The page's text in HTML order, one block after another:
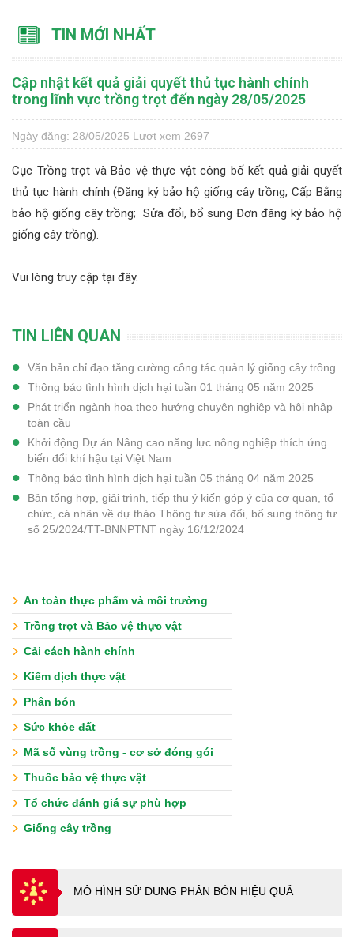
TIN MỚI NHẤT
Cập nhật kết quả giải quyết thủ tục hành chính
trong lĩnh vực trồng trọt đến ngày 28/05/2025
Ngày đăng: 28/05/2025 Lượt xem 2697
Cục Trồng trọt và Bảo vệ thực vật công bố kết quả giải quyết
thủ tục hành chính (Đăng ký bảo hộ giống cây trồng; Cấp Bằng
bảo hộ giống cây trồng; Sửa đổi, bổ sung Đơn đăng ký bảo hộ
giống cây trồng).
Vui lòng truy cập tại đây.
TIN LIÊN QUAN
Văn bản chỉ đạo tăng cường công tác quản lý giống cây trồng
Thông báo tình hình dịch hại tuần 01 tháng 05 năm 2025
Phát triển ngành hoa theo hướng chuyên nghiệp và hội nhập
toàn cầu
Khởi động Dự án Nâng cao năng lực nông nghiệp thích ứng
biến đổi khí hậu tại Việt Nam
Thông báo tình hình dịch hại tuần 05 tháng 04 năm 2025
Bản tổng hợp, giải trình, tiếp thu ý kiến góp ý của cơ quan, tổ
chức, cá nhân về dự thảo Thông tư sửa đổi, bổ sung thông tư
số 25/2024/TT-BNNPTNT ngày 16/12/2024
An toàn thực phẩm và môi trường
Trồng trọt và Bảo vệ thực vật
Cải cách hành chính
Kiểm dịch thực vật
Phân bón
Sức khỏe đất
Mã số vùng trồng - cơ sở đóng gói
Thuốc bảo vệ thực vật
Tổ chức đánh giá sự phù hợp
Giống cây trồng
MÔ HÌNH SỬ DUNG PHÂN BÓN HIỆU QUẢ